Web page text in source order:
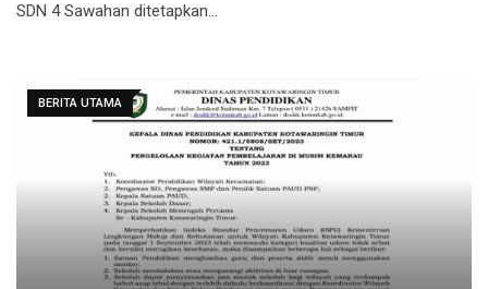
SDN 4 Sawahan ditetapkan…
BERITA UTAMA